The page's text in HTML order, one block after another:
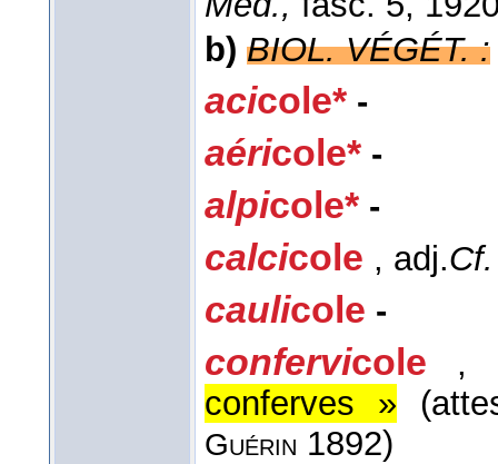
b) BIOL. VÉGÉT. :
acicole* -
aéricole* -
alpicole* -
calcicole , adj.
caulicole -
confervicole
,
conferves »
Guérin 1892)